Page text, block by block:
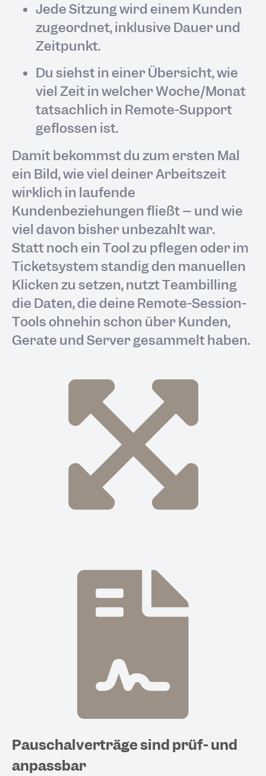
Jede Sitzung wird einem Kunden
zugeordnet, inklusive Dauer und
Zeitpunkt.
Du siehst in einer Übersicht, wie
viel Zeit in welcher Woche/Monat
tatsächlich in Remote-Support
geflossen ist.
Damit bekommst du zum ersten Mal
ein Bild, wie viel deiner Arbeitszeit
wirklich in laufende
Kundenbeziehungen fließt – und wie
viel davon bisher unbezahlt war.
Statt noch ein Tool zu pflegen oder im
Ticketsystem ständig den manuellen
Klicken zu setzen, nutzt Teambilling
die Daten, die deine Remote-Session-
Tools ohnehin schon über Kunden,
Geräte und Server gesammelt haben.
Pauschalverträge sind prüf- und
anpassbar